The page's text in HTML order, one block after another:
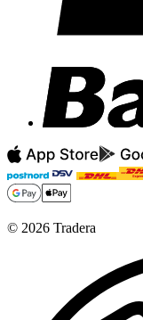
© 2026 Tradera